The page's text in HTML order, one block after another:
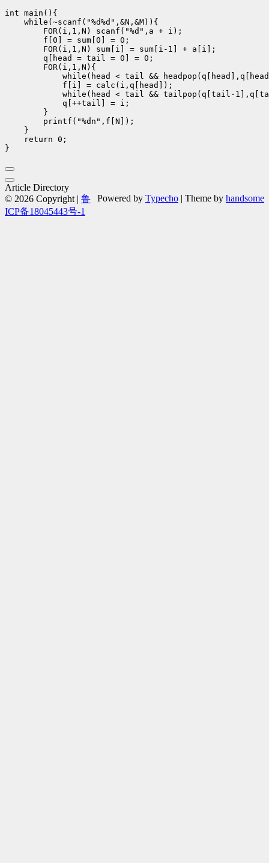
int main(){
    while(~scanf("%d%d",&N,&M)){
        FOR(i,1,N) scanf("%d",a + i);
        f[0] = sum[0] = 0;
        FOR(i,1,N) sum[i] = sum[i-1] + a[i];
        q[head = tail = 0] = 0;
        FOR(i,1,N){
while(head < tail &&
            f[i] = calc(i,q[head]);
while(head < tail && tailpop(q[tail-
            q[++tail] = i;
        }
        printf("%dn",f[N]);
    }
    return 0;
Article Directory
Powered by Typecho | Theme by handsome
© 2026 Copyright | 鲁
ICP备18045443号-1